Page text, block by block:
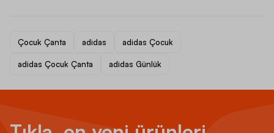
Çocuk Çanta adidas adidas Çocuk
adidas Çocuk Çanta adidas Günlük